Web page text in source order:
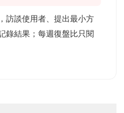
訪談使用者、提出最小方
錄結果；每週復盤比只閱